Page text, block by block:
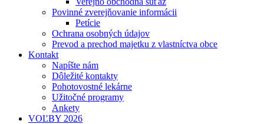
Povinné zverejňovanie informácii
Petície
Ochrana osobných údajov
Prevod a prechod majetku z vlastníctva obce
Kontakt
Napíšte nám
Dôležité kontakty
Pohotovostné lekárne
Užitočné programy
Ankety
VOĽBY 2026